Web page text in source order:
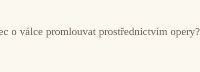
o válce promlouvat prostřednictvím opery?